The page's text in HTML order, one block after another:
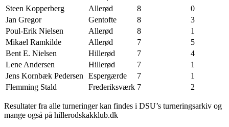
Steen Kopperberg
Allerød 8
0
Jan Gregor
Gentofte 8
3
Poul-Erik Nielsen
Allerød 8
1
Mikael Ramkilde
Allerød 7
5
Bent E. Nielsen
Hillerød 7
4
Lene Andersen
Hillerød 7
1
Jens Kornbæk Pedersen
Espergærde 7
1
Flemming Stald
Frederiksværk 7 2
Resultater fra alle turneringer kan findes i DSU’s turneringsarkiv og
mange også på hillerodskakklub.dk